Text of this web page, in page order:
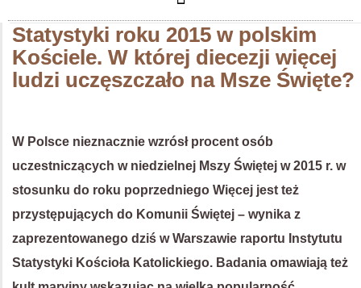
Statystyki roku 2015 w polskim
Kościele. W której diecezji więcej
ludzi uczęszczało na Msze Święte?
W Polsce nieznacznie wzrósł procent osób
uczestniczących w niedzielnej Mszy Świętej w 2015 r. w
stosunku do roku poprzedniego Więcej jest też
przystępujących do Komunii Świętej – wynika z
zaprezentowanego dziś w Warszawie raportu Instytutu
Statystyki Kościoła Katolickiego. Badania omawiają też